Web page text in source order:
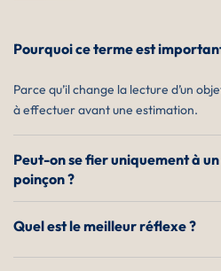
Pourquoi ce terme est
Parce qu’il change la lecture d’un
à effectuer avant une estimation.
Peut-on se fier uniquement à
poinçon ?
Quel est le meilleur réflexe ?